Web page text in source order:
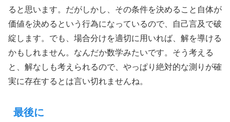
ると思います。だがしかし、その条件を決めること自体が
価値を決めるという行為になっているので、自己言及で破
綻します。でも、場合分けを適切に用いれば、解を導ける
かもしれません。なんだか数学みたいです。そう考える
と、解なしも考えられるので、やっぱり絶対的な測りが確
実に存在するとは言い切れませんね。
最後に